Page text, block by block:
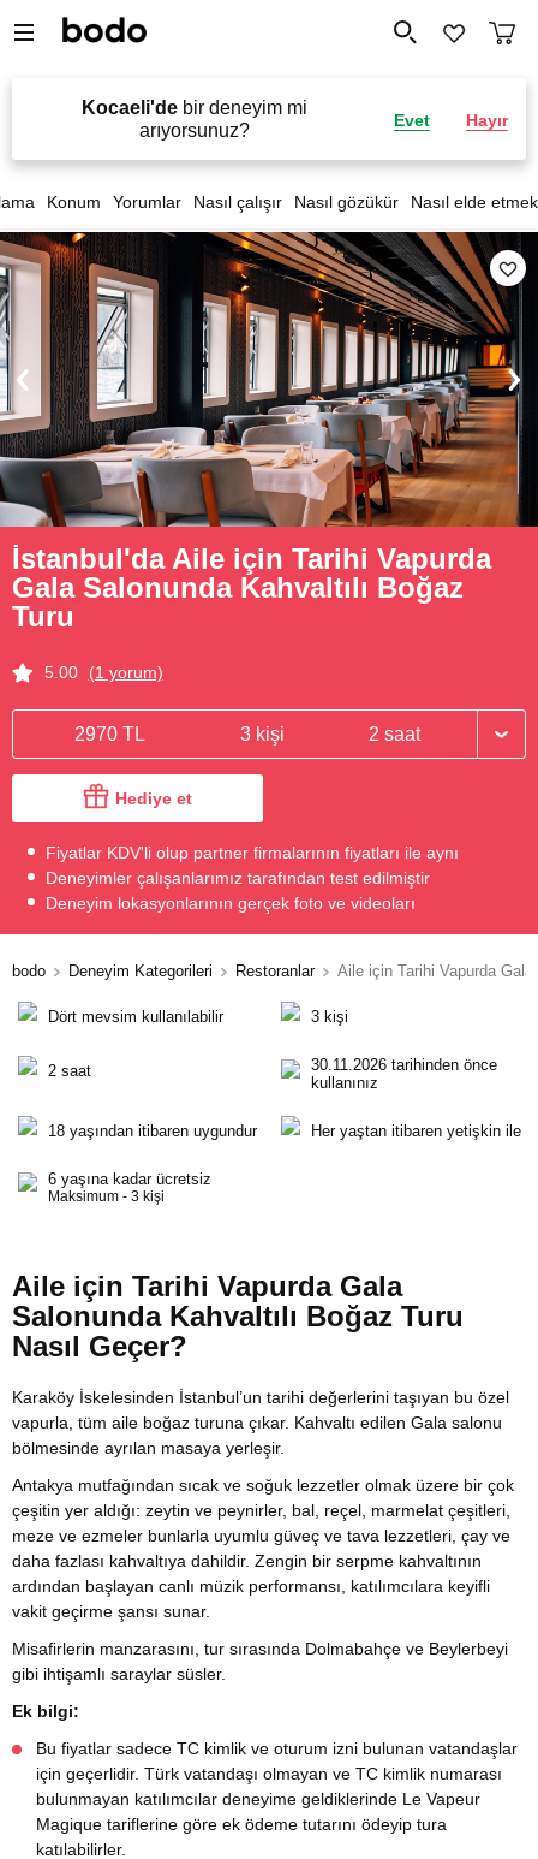
Kocaeli'debir deneyim mi
arıyorsunuz?
Evet Hayır
Konum Yorumlar Nasıl çalışır Nasıl gözükür Nasıl elde etmek
İstanbul'da Aile için Tarihi Vapurda
Gala Salonunda Kahvaltılı Boğaz
Turu
5.00 (1 yorum)
2970 TL 3 kişi 2 saat
Hediye et
Fiyatlar KDV'li olup partner firmalarının fiyatları ile aynı
Deneyimler çalışanlarımız tarafından test edilmiştir
Deneyim lokasyonlarının gerçek foto ve videoları
bodo Deneyim Kategorileri Restoranlar Aile için Tarihi Vapurda
Dört mevsim kullanılabilir 3 kişi
2 saat
30.11.2026 tarihinden önce
kullanınız
18 yaşından itibaren uygundur Her yaştan itibaren yetişkin ile
6 yaşına kadar ücretsiz
Maksimum - 3 kişi
Aile için Tarihi Vapurda Gala
Salonunda Kahvaltılı Boğaz Turu
Nasıl Geçer?
Karaköy İskelesinden İstanbul’un tarihi değerlerini taşıyan bu özel
vapurla, tüm aile boğaz turuna çıkar. Kahvaltı edilen Gala salonu
bölmesinde ayrılan masaya yerleşir.
Antakya mutfağından sıcak ve soğuk lezzetler olmak üzere bir çok
çeşitin yer aldığı: zeytin ve peynirler, bal, reçel, marmelat çeşitleri,
meze ve ezmeler bunlarla uyumlu güveç ve tava lezzetleri, çay ve
daha fazlası kahvaltıya dahildir. Zengin bir serpme kahvaltının
ardından başlayan canlı müzik performansı, katılımcılara keyifli
vakit geçirme şansı sunar.
Misafirlerin manzarasını, tur sırasında Dolmabahçe ve Beylerbeyi
gibi ihtişamlı saraylar süsler.
Ek bilgi:
Bu fiyatlar sadece TC kimlik ve oturum izni bulunan vatandaşlar
için geçerlidir. Türk vatandaşı olmayan ve TC kimlik numarası
bulunmayan katılımcılar deneyime geldiklerinde Le Vapeur
Magique tariflerine göre ek ödeme tutarını ödeyip tura
katılabilirler.